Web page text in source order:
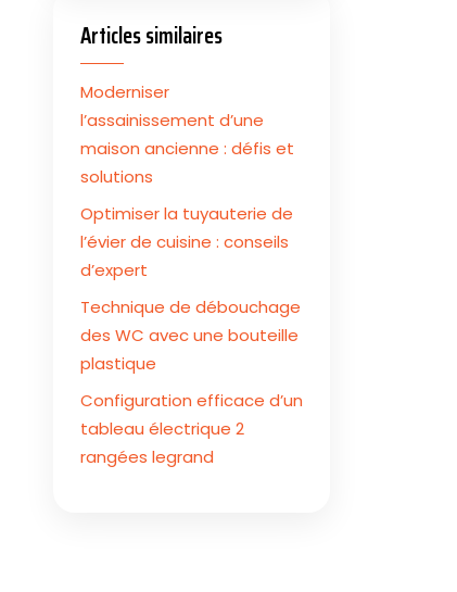
Articles similaires
Moderniser
l’assainissement d’une
maison ancienne : défis et
solutions
Optimiser la tuyauterie de
l’évier de cuisine : conseils
d’expert
Technique de débouchage
des WC avec une bouteille
plastique
Configuration efficace d’un
tableau électrique 2
rangées legrand